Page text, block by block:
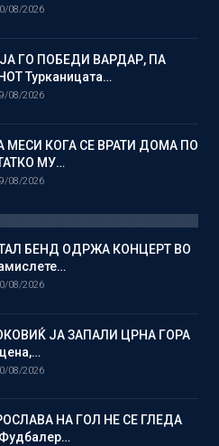
08/2026
ГО ПОБЕДИ ВАРДАР, ПА
Турканицата…
08/2026
МЕСИ КОГА СЕ ВРАТИ ДОМА ПО
МУ…
08/2026
БЕНД ОДРЖА КОНЦЕРТ ВО
08/2026
ЈА ЗАПАЛИ ЦРНА ГОРА
08/2026
НА ГОЛ НЕ СЕ ГЛЕДА